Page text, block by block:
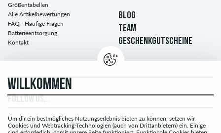
Größentabellen
Alle Artikelbewertungen
FAQ - Häufige Fragen
Batterieentsorgung
Kontakt
BLOG
TEAM
GESCHENKGUTSCHEINE
WILLKOMMEN
Um dir ein bestmögliches Nutzungserlebnis bieten zu können, setzen wir
Cookies und Webtracking-Technologien (auch von Drittanbietern) ein. Einige